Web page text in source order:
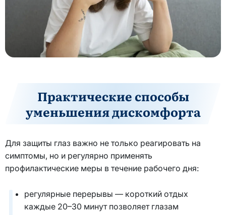
Практические способы
уменьшения дискомфорта
Для защиты глаз важно не только реагировать на
симптомы, но и регулярно применять
профилактические меры в течение рабочего дня:
регулярные перерывы — короткий отдых
каждые 20–30 минут позволяет глазам